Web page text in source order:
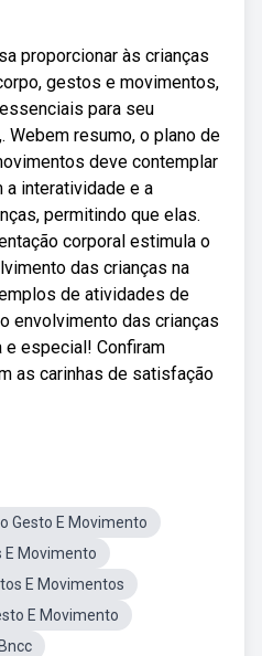
proporcionar às crianças
gestos e movimentos,
para seu
Webem resumo, o plano de
deve contemplar
a interatividade e a
permitindo que elas.
corporal estimula o
das crianças na
de atividades de
envolvimento das crianças
e especial! Confiram
as carinhas de satisfação
Gesto E Movimento
E Movimento
E Movimentos
E Movimento